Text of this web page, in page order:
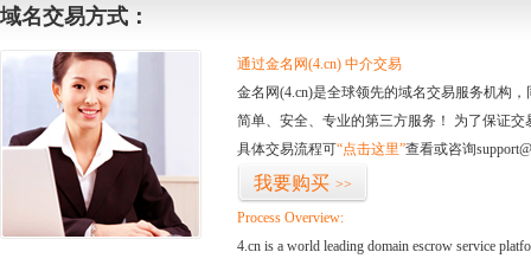
域名交易方式：
通过金名网(4.cn) 中介交易
金名网(4.cn)是全球领先的域名交易服务机构
简单、安全、专业的第三方服务！ 为了保证
具体交易流程可“点击这里”查看或咨询
我要购买 >>
Process Overview:
4.cn is a world leading domain escrow service